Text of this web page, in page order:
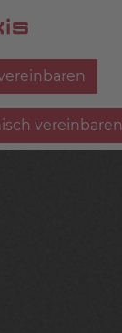
vereinbaren